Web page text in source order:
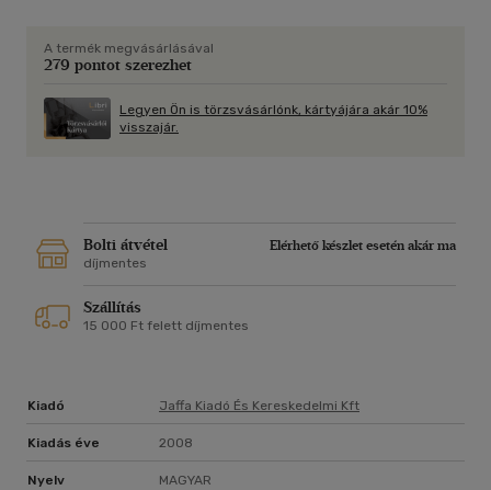
rövidtávon nem az eredmény számít. Ha minden tőlünk
telhetőt megteszünk, s a lehető legjobb döntéseket hozva
Ha így élünk, hosszútávon sikerre vagyunk ítélve."
A termék megvásárlásával
279 pontot szerezhet
Legyen Ön is törzsvásárlónk, kártyájára akár 10%
visszajár.
Bolti átvétel
Elérhető készlet esetén akár ma
díjmentes
Szállítás
15 000 Ft felett díjmentes
Kiadó Jaffa Kiadó És Kereskedelmi Kft
Kiadás éve 2008
Nyelv MAGYAR